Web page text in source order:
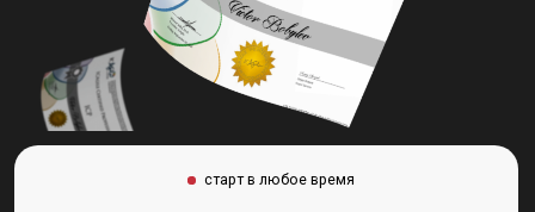
Курс «Управление проектами:
старт в любое время